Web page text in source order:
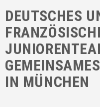
DEUTSCHES
IN MÜNCHEN